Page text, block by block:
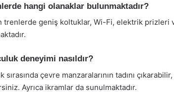
hangi olanaklar bulunmaktadır?
trenlerde geniş koltuklar, Wi-Fi, elektrik prizleri
deneyimi nasıldır?
sırasında çevre manzaralarının tadını
Ayrıca ikramlar da sunulmaktadır.